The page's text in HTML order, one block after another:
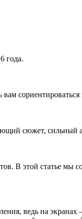
года.
сюжет, сильный
В этой статье
ведь на